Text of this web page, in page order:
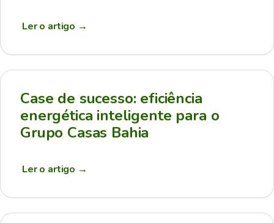
Ler o artigo →
Case de sucesso: eficiência
energética inteligente para o
Grupo Casas Bahia
Ler o artigo →